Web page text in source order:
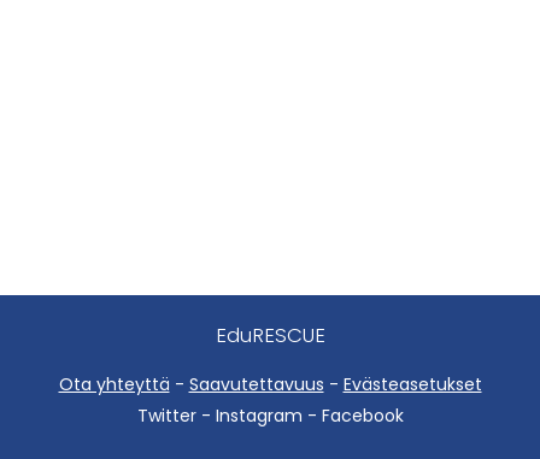
EduRESCUE
Ota yhteyttä - Saavutettavuus - Evästeasetukset
Twitter - Instagram - Facebook